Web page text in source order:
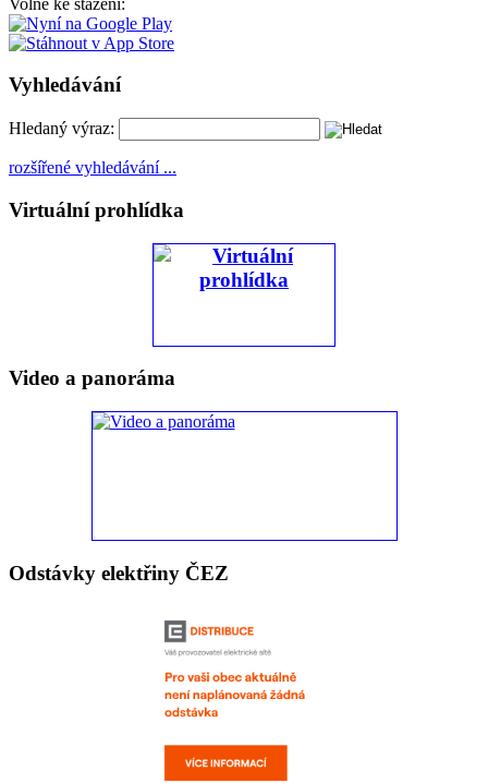
Vyhledávání
Hledaný výraz:
rozšířené vyhledávání ...
Virtuální prohlídka
Video a panoráma
Odstávky elektřiny ČEZ